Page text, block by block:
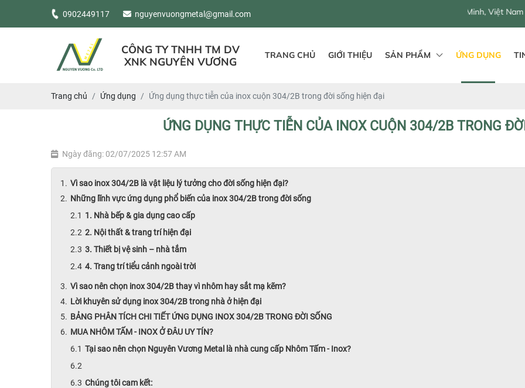
0902449117 nguyenvuongmetal@gmail.com
CÔNG TY TNHH TM DV
XNK NGUYÊN VƯƠNG
TRANG CHỦ GIỚI THIỆU SẢN PHẨM ỨNG DỤNG
Trang chủ Ứng dụng Ứng dụng thực tiễn của inox cuộn 304/2B trong đời sống hiện đại
ỨNG DỤNG THỰC TIỄN CỦA INOX CUỘN 304/2B TRONG
Ngày đăng: 02/07/2025 12:57 AM
Vì sao inox 304/2B là vật liệu lý tưởng cho đời sống hiện đại?
Những lĩnh vực ứng dụng phổ biến của inox 304/2B trong đời sống
1. Nhà bếp & gia dụng cao cấp
2. Nội thất & trang trí hiện đại
3. Thiết bị vệ sinh – nhà tắm
4. Trang trí tiểu cảnh ngoài trời
Vì sao nên chọn inox 304/2B thay vì nhôm hay sắt mạ kẽm?
Lời khuyên sử dụng inox 304/2B trong nhà ở hiện đại
BẢNG PHÂN TÍCH CHI TIẾT ỨNG DỤNG INOX 304/2B TRONG ĐỜI SỐNG
MUA NHÔM TẤM - INOX Ở ĐÂU UY TÍN?
Tại sao nên chọn Nguyên Vương Metal là nhà cung cấp Nhôm Tấm - Inox?
Chúng tôi cam kết: